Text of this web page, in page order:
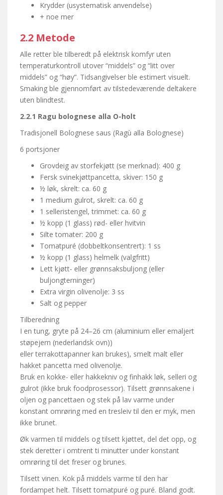
Krydder (usystematisk anvendelse)
+ noe mer
2.2 Metode
Alle retter ble tilberedt på elektrisk komfyr uten
temperaturkontroll utover “middels” og “litt over
middels” og “høy”. Tidsangivelser ble estimert visuelt.
Smaking ble gjennomført av tilstedeværende deltakere
uten blindtest.
2.2.1 Ragu bolognese alla O-holt
Tradisjonell Bolognese saus (Ragù alla Bolognese)
6 portsjoner
Grovdeig av storfekjøtt (se merknad): 400 g
Fersk svinekjøttpancetta, skiver: 150 g
½ løk, skrelt: ca. 60 g
1 medium gulrot, skrelt: ca. 60 g
1 selleristengel, trimmet: ca. 60 g
½ kopp (1 glass) rød- eller hvitvin
Silte tomater: 200 g
Tomatpuré (dobbeltkonsentrert): 1 ss
½ kopp (1 glass) helmelk (valgfritt)
Lett kjøtt- eller grønnsaksbuljong (eller
buljongterninger)
Extra virgin olivenolje: 3 ss
Salt og pepper
Tilberedning
I en tung, gryte på 24–26 cm (aluminium eller emaljert
støpejern (nederlandsk ovn))
eller terrakottapanner kan brukes), smelt malt eller
hakket pancetta med olivenolje.
Bruk en kokke- eller hakkekniv og finhakk løk, selleri og
gulrot (ikke bruk foodprosessor). Tilsett grønnsakene i
oljen og pancettaen og stek på lav varme under
konstant omrøring med en tresleiv til den er myk, men
ikke brunet.
Øk varmen til middels og tilsett kjøttet, del det opp, og
stek deretter i omtrent ti minutter under konstant
omrøring til det freser og brunes.
Tilsett vinen. Kok på middels varme til den har
fordampet helt. Tilsett tomatpuré og puré. Bland godt.